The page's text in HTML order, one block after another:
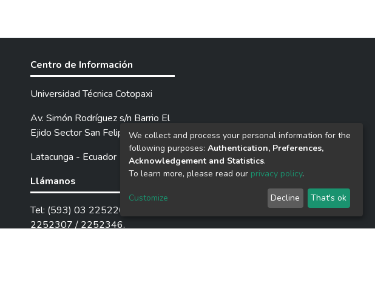
Centro de Información
Universidad Técnica Cotopaxi
Av. Simón Rodríguez s/n Barrio El
Ejido Sector San Felipe.
Latacunga - Ecuador
Llámanos
Tel: (593) 03 2252205 /
2252307 / 2252346.
We collect and process your personal information for the
following purposes: Authentication, Preferences,
Acknowledgement and Statistics.
To learn more, please read our privacy policy.
Customize Decline That's ok